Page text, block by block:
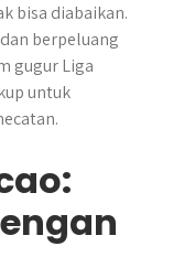
bisa diabaikan.
berpeluang
gugur Liga
untuk